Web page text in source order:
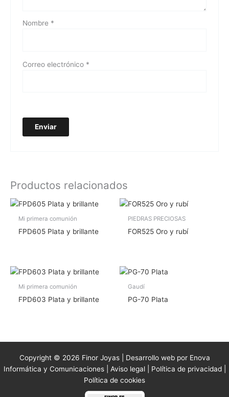
Nombre *
Correo electrónico *
Productos relacionados
Mi primera comunión
FPD605 Plata y brillante
PIEDRAS PRECIOSAS
FOR525 Oro y rubí
Mi primera comunión
FPD603 Plata y brillante
Gaudí
PG-70 Plata
Copyright © 2026 Finor Joyas | Desarrollo web por Enova
Informática y Comunicaciones | Aviso legal| Política de privacidad|
Política de cookies